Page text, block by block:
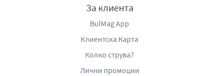
За клиента
BulMag App
Клиентска Карта
Колко струва?
Лични промоции